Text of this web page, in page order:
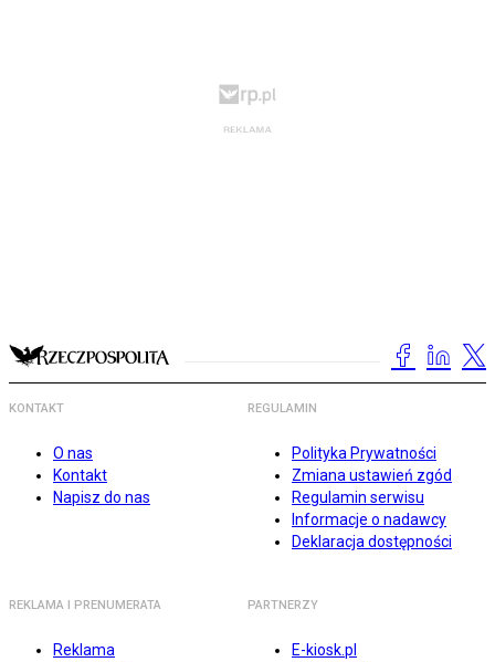
KONTAKT
O nas
Kontakt
Napisz do nas
REGULAMIN
Polityka Prywatności
Zmiana ustawień zgód
Regulamin serwisu
Informacje o nadawcy
Deklaracja dostępności
REKLAMA I PRENUMERATA
Reklama
PARTNERZY
E-kiosk.pl